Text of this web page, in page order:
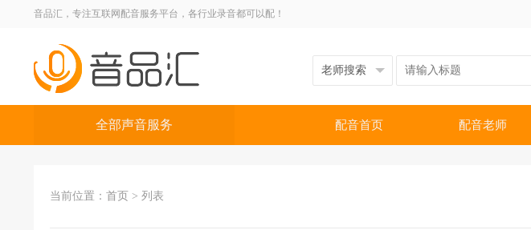
音品汇，专注互联网配音服务平台，各行业录音都可以配！
全部声音服务 配音首页 配音老师
当前位置： 首页 > 列表